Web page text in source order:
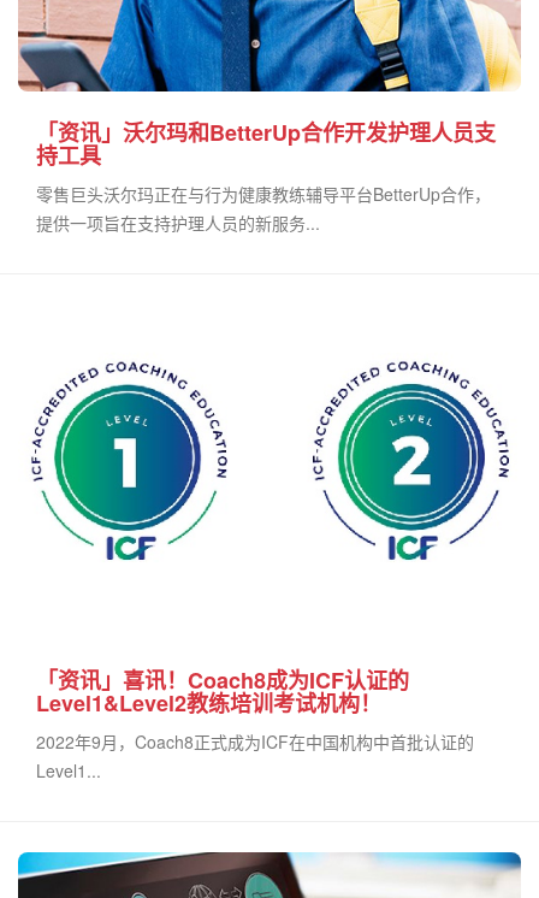
「资讯」沃尔玛和BetterUp合作开发护理人员支
持工具
零售巨头沃尔玛正在与行为健康教练辅导平台BetterUp合作，
提供一项旨在支持护理人员的新服务...
「资讯」喜讯！Coach8成为ICF认证的
Level1&Level2教练培训考试机构！
2022年9月，Coach8正式成为ICF在中国机构中首批认证的
Level1...